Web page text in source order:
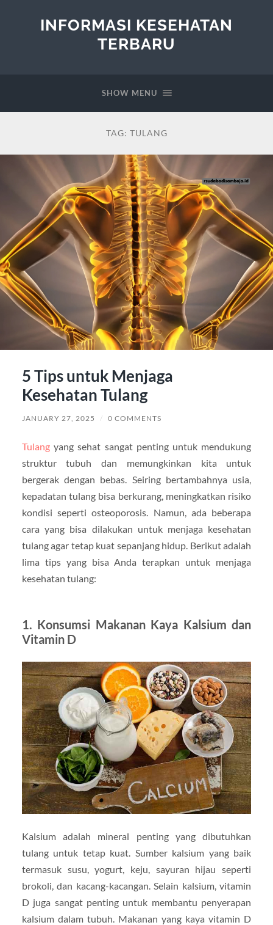
INFORMASI KESEHATAN
TERBARU
SHOW MENU
TAG: TULANG
5 Tips untuk Menjaga
Kesehatan Tulang
JANUARY 27, 2025 / 0 COMMENTS
Tulangyang sehat sangat penting untuk mendukung
struktur tubuh dan memungkinkan kita untuk
bergerak dengan bebas. Seiring bertambahnya usia,
kepadatan tulang bisa berkurang, meningkatkan risiko
kondisi seperti osteoporosis. Namun, ada beberapa
cara yang bisa dilakukan untuk menjaga kesehatan
tulang agar tetap kuat sepanjang hidup. Berikut adalah
lima tips yang bisa Anda terapkan untuk menjaga
kesehatan tulang:
1. Konsumsi Makanan Kaya Kalsium dan
Vitamin D
Kalsium adalah mineral penting yang dibutuhkan
tulang untuk tetap kuat. Sumber kalsium yang baik
termasuk susu, yogurt, keju, sayuran hijau seperti
brokoli, dan kacang-kacangan. Selain kalsium, vitamin
D juga sangat penting untuk membantu penyerapan
kalsium dalam tubuh. Makanan yang kaya vitamin D